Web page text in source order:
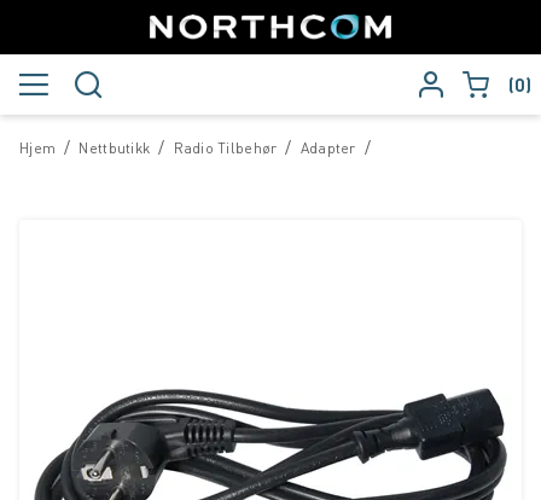
0
/
Hjem /
Nettbutikk /
Radio Tilbehør /
Adapter